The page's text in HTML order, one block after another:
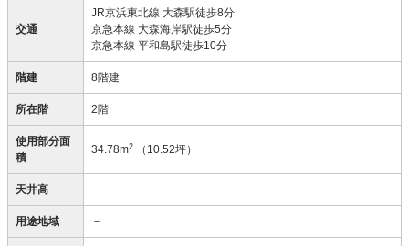
交通
JR京浜東北線 大森駅徒歩8分
京急本線 大森海岸駅徒歩5分
京急本線 平和島駅徒歩10分
階建 8階建
所在階 2階
使用部分面
積
34.78m2 （10.52坪）
天井高 －
用途地域 －